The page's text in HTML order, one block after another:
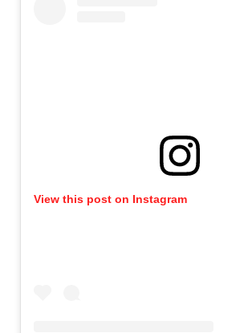
View this post on Instagram